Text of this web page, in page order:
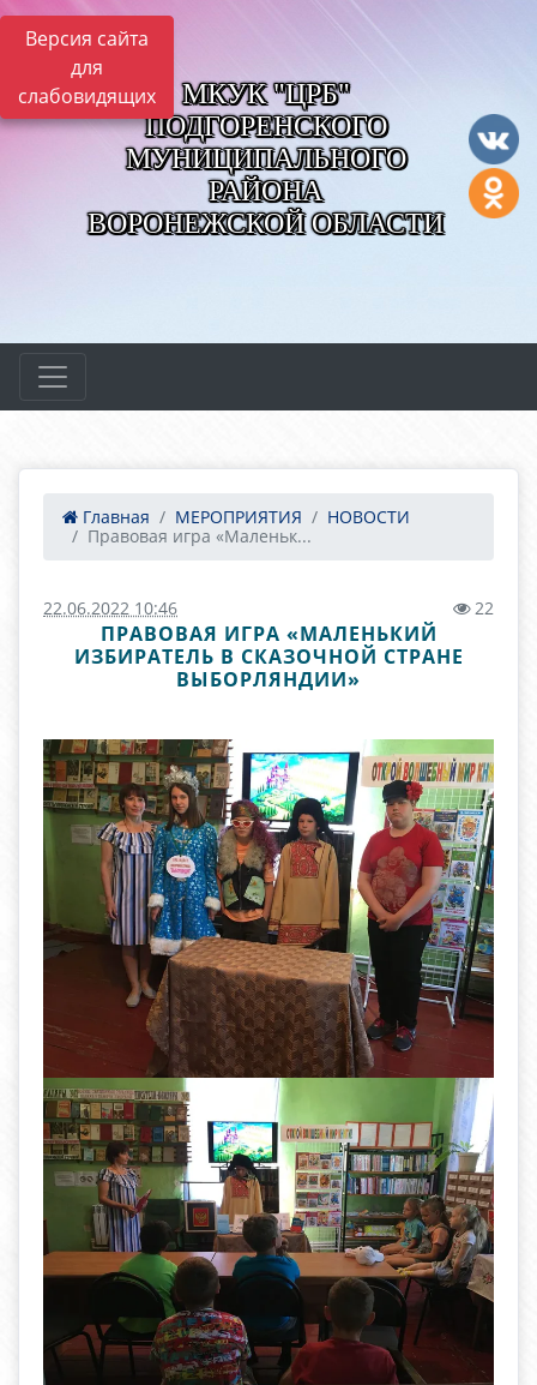
Версия сайта
для
слабовидящих
МКУК "ЦРБ"
ПОДГОРЕНСКОГО
МУНИЦИПАЛЬНОГО
РАЙОНА
ВОРОНЕЖСКОЙ ОБЛАСТИ
Главная МЕРОПРИЯТИЯ
НОВОСТИ
Правовая игра «Маленьк...
22.06.2022 10:46 22
ПРАВОВАЯ ИГРА «МАЛЕНЬКИЙ
ИЗБИРАТЕЛЬ В СКАЗОЧНОЙ СТРАНЕ
ВЫБОРЛЯНДИИ»